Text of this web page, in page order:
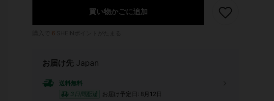
買い物かごに追加
6
お届け先 Japan
送料無料
3日間配達
お届け予定日: 8月12日